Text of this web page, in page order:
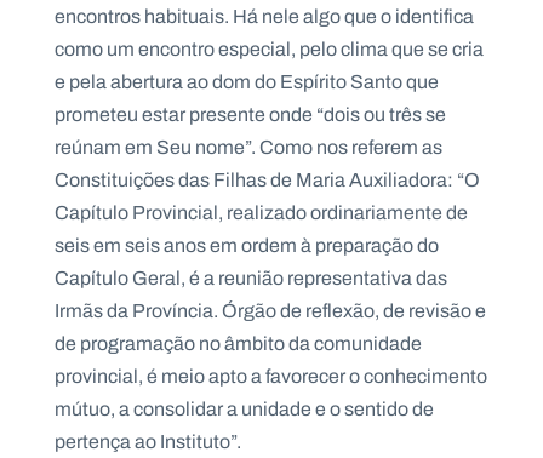
encontros habituais. Há nele algo que o identifica
como um encontro especial, pelo clima que se cria
e pela abertura ao dom do Espírito Santo que
prometeu estar presente onde “dois ou três se
reúnam em Seu nome”. Como nos referem as
Constituições das Filhas de Maria Auxiliadora: “O
Capítulo Provincial, realizado ordinariamente de
seis em seis anos em ordem à preparação do
Capítulo Geral, é a reunião representativa das
Irmãs da Província. Órgão de reflexão, de revisão e
de programação no âmbito da comunidade
provincial, é meio apto a favorecer o conhecimento
mútuo, a consolidar a unidade e o sentido de
pertença ao Instituto”.
O
T
A
L
N
C
O
A
L
S
a
l
e
s
i
a